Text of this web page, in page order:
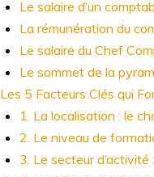
Le salaire d’un
La rémunération du
Le salaire du Chef
Le sommet de la
Les 5 Facteurs Clés qui
1. La localisation : le
2. Le niveau de
3. Le secteur